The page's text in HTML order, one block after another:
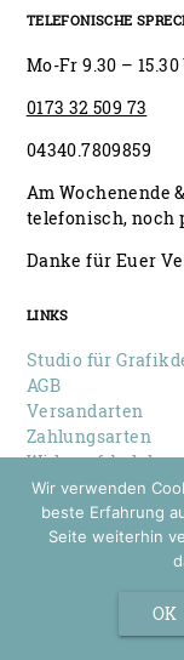
TELEFONISCHE
Mo-Fr 9.30 –
0173 32 509 73
04340.7809859
Am Wochenende
telefonisch, noch
Danke für Euer
LINKS
Studio für
AGB
Versandarten
Zahlungsarten
Datenschutz
Impressum
© 2026 Louise Wiese
Wir verwenden
beste Erfahrung
Seite weiterhin
OK